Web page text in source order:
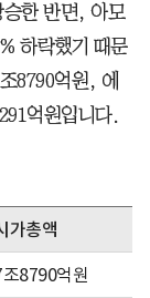
승한 반면, 아모
하락했기 때문
8790억원, 에
억원입니다.
가총액
8790억원